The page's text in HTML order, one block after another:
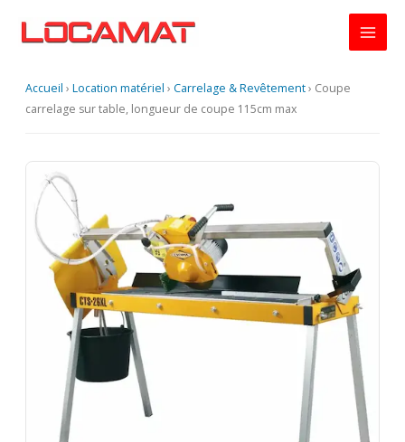
Accueil › Location matériel › Carrelage & Revêtement› Coupe
carrelage sur table, longueur de coupe 115cm max